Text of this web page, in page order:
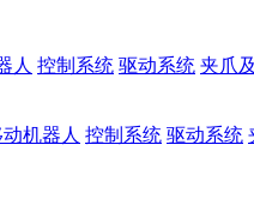
人 控制系统 驱动系统 夹爪
机器人 控制系统 驱动系统